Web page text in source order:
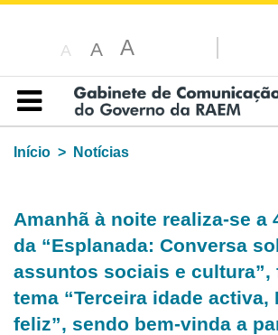
A A A
Índice
Início
Notícias
Amanhã à noite realiza-se a
da “Esplanada: Conversa
assuntos sociais e cultura”,
tema “Terceira idade activa,
feliz”, sendo bem-vinda a